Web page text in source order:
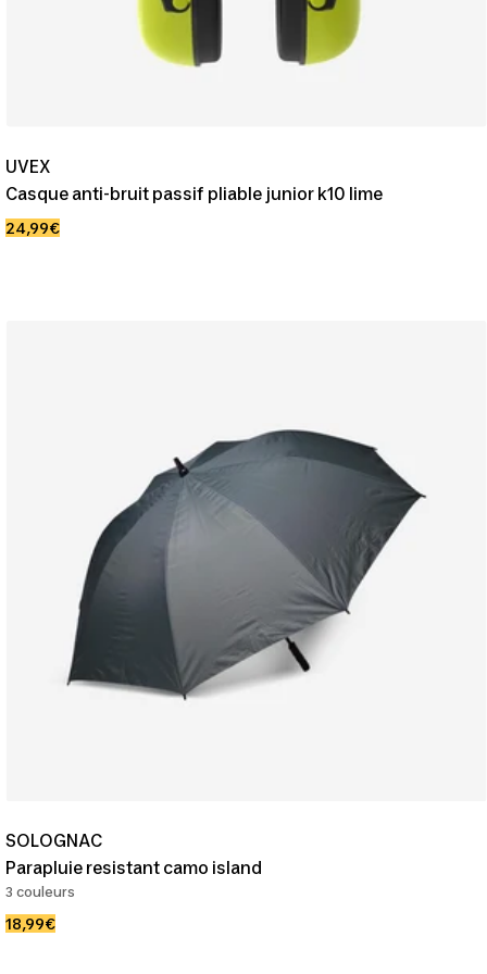
UVEX
Casque anti-bruit passif pliable junior k10 lime
Prix
24,99€
SOLOGNAC
Parapluie resistant camo island
3 couleurs
Prix
18,99€